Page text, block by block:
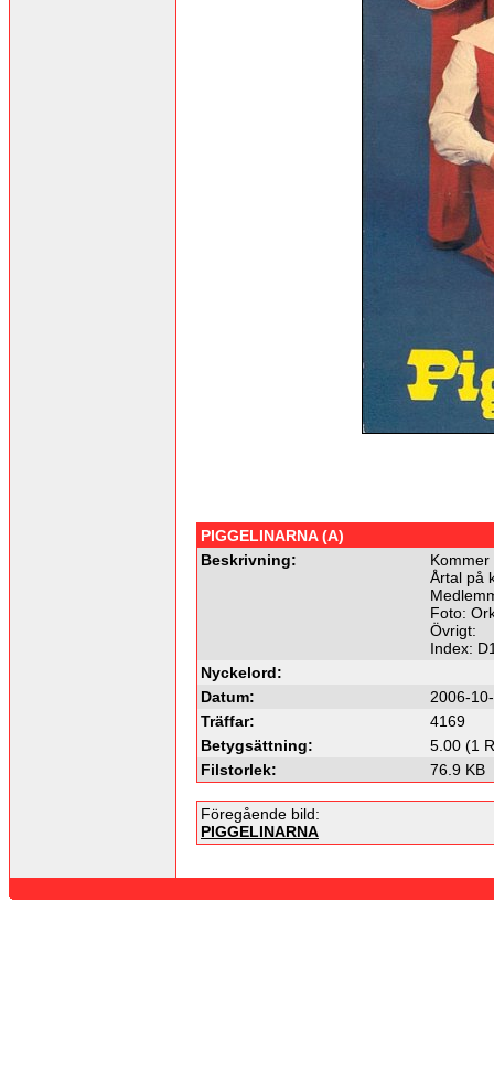
PIGGELINARNA (A)
Beskrivning:
Årtal på
Foto:
Övrigt:
Index:
Nyckelord:
Datum:
2006-
Träffar:
4169
Betygsättning:
5.00 (1
Filstorlek:
76.9 KB
Föregående bild:
PIGGELINARNA